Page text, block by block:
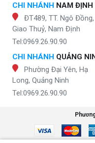
CHI NHÁNH NAM ĐỊNH
ĐT489, TT. Ngô Đồng,
Giao Thuỷ, Nam Định
Tel:0969.26.90.90
CHI NHÁNH QUẢNG
Phường Đại Yên, Hạ
Long, Quảng Ninh
Tel:0969.26.90.90